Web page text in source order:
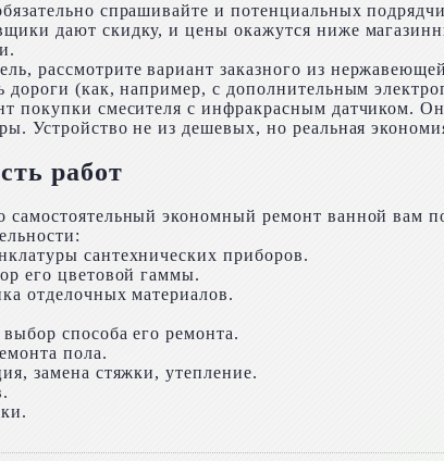
спрашивайте и потенциальных
дают скидку, и цены окажутся ниже
рассмотрите вариант заказного из
дороги (как, например, с дополнительным
покупки смесителя с инфракрасным датчиком.
Устройство не из дешевых, но реальная
работ
экономный ремонт ванной вам
сантехнических приборов.
его цветовой гаммы.
отделочных материалов.
способа его ремонта.
пола.
замена стяжки, утепление.